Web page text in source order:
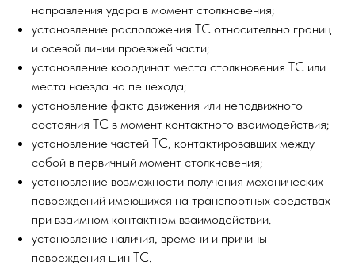
направления удара в момент столкновения;
установление расположения ТС относительно границ
и осевой линии проезжей части;
установление координат места столкновения ТС или
места наезда на пешехода;
установление факта движения или неподвижного
состояния ТС в момент контактного взаимодействия;
установление частей ТС, контактировавших между
собой в первичный момент столкновения;
установление возможности получения механических
повреждений имеющихся на транспортных средствах
при взаимном контактном взаимодействии.
установление наличия, времени и причины
повреждения шин ТС.